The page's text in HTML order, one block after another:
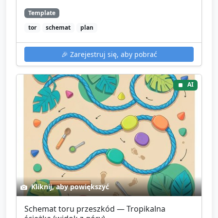
Template
tor
schemat plan
🎉 Zarejestruj się, aby pobrać
AI
Kliknij, aby powiększyć
Schemat toru przeszkód — Tropikalna